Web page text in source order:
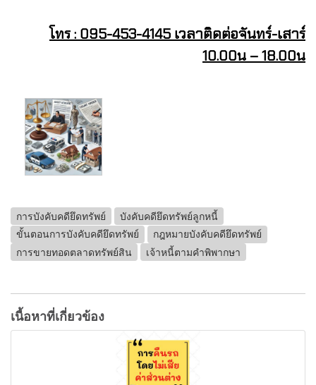
โทร : 095-453-4145 เวลาติดต่อจันทร์-เสาร์
10.00น – 18.00น
การบังคับคดียึดทรัพย์
บังคับคดียึดทรัพย์ลูกหนี้
ขั้นตอนการบังคับคดียึดทรัพย์
กฎหมายบังคับคดียึดทรัพย์
การขายทอดตลาดทรัพย์สิน
เจ้าหนี้ตามคำพิพากษา
เนื้อหาที่เกี่ยวข้อง